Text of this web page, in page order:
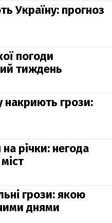
Україну: прогноз
погоди
тиждень
накриють грози:
річки: негода
грози: якою
днями